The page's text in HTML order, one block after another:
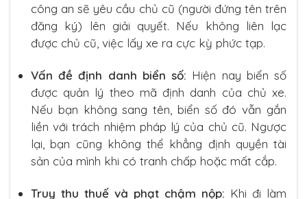
công an sẽ yêu cầu chủ cũ (người đứng tên trên
đăng ký) lên giải quyết. Nếu không liên lạc
được chủ cũ, việc lấy xe ra cực kỳ phức tạp.
Vấn đề định danh biển số: Hiện nay biển số
được quản lý theo mã định danh của chủ xe.
Nếu bạn không sang tên, biển số đó vẫn gắn
liền với trách nhiệm pháp lý của chủ cũ. Ngược
lại, bạn cũng không thể khẳng định quyền tài
sản của mình khi có tranh chấp hoặc mất cắp.
Truy thu thuế và phạt chậm nộp: Khi đi làm